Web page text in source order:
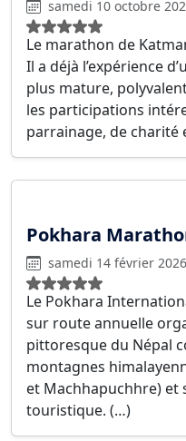
samedi 10 octobre
Le marathon de
Il a déjà l’expérience
plus mature,
les participations
parrainage, de
Pokhara
samedi 14 février 2026
Le Pokhara
sur route annuelle
pittoresque du Népal
montagnes
et Machhapuchhre) et
touristique. (…)